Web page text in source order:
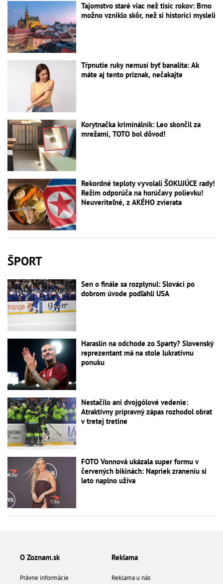
Tajomstvo staré viac než tisíc rokov: Brno
možno vzniklo skôr, než si historici mysleli
Tŕpnutie ruky nemusí byť banalita: Ak
máte aj tento príznak, nečakajte
Korytnačka kriminálnik: Leo skončil za
mrežami, TOTO bol dôvod!
Rekordné teploty vyvolali ŠOKUJÚCE rady!
Režim odporúča na horúčavy polievku!
Neuveriteľné, z AKÉHO zvierata
ŠPORT
Sen o finále sa rozplynul: Slováci po
dobrom úvode podľahli USA
Haraslín na odchode zo Sparty? Slovenský
reprezentant má na stole lukratívnu
ponuku
Nestačilo ani dvojgólové vedenie:
Atraktívny prípravný zápas rozhodol obrat
v tretej tretine
FOTO Vonnová ukázala super formu v
červených bikinách: Napriek zraneniu si
leto naplno užíva
O Zoznam.sk
Právne informácie
Reklama
Reklama u nás